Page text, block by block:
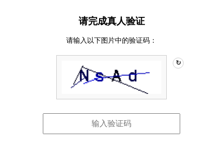
请完成真人验证
请输入以下图片中的验证码：
↻